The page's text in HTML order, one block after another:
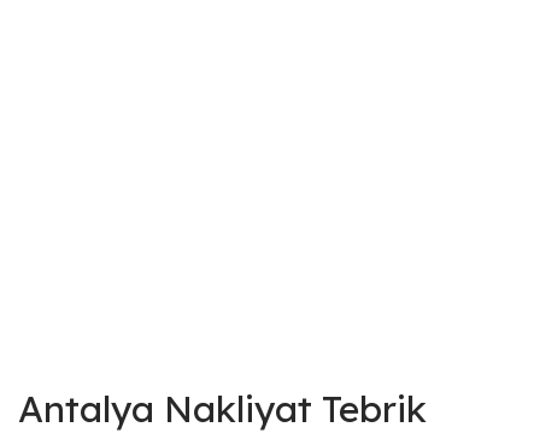
Antalya Nakliyat Tebrik